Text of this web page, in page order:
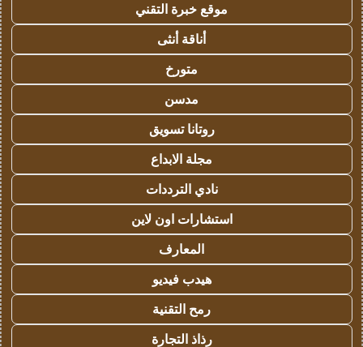
موقع خبرة التقني
أناقة أنثى
متورخ
مدسن
روتانا تسويق
مجلة الابداع
نادي الترددات
استشارات اون لاين
المعارف
هيدب فيديو
رمح التقنية
رذاذ التجارة